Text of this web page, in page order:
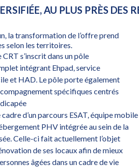
AU PLUS PRÈS DES
la transformation de l’offre prend
selon les territoires.
CRT s’inscrit dans un pôle
intégrant Ehpad, service
et HAD. Le pôle porte également
spécifiques centrés
d’un parcours ESAT, équipe
PHV intégrée au sein de la
Celle-ci fait actuellement l’objet
de ses locaux afin de mieux
âgées dans un cadre de vie